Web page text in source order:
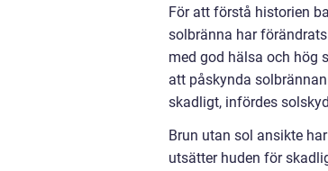
För att förstå historien
solbränna har
med god hälsa och hög
att påskynda
skadligt, infördes
Brun utan sol ansikte
utsätter huden för